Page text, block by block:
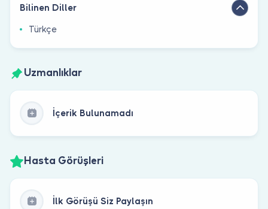
Bilinen Diller
Türkçe
Uzmanlıklar
İçerik Bulunamadı
Hasta Görüşleri
İlk Görüşü Siz Paylaşın